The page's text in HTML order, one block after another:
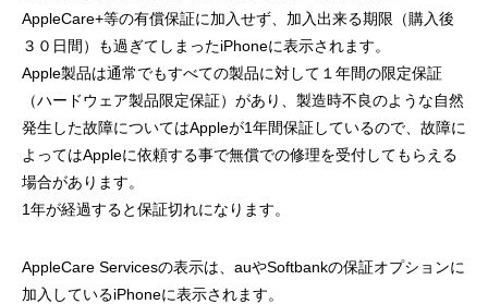
AppleCare+等の有償保証に加入せず、加入出来る期限（購入後
３０日間）も過ぎてしまったiPhoneに表示されます。
Apple製品は通常でもすべての製品に対して１年間の限定保証
（ハードウェア製品限定保証）があり、製造時不良のような自然
発生した故障についてはAppleが1年間保証しているので、故障に
よってはAppleに依頼する事で無償での修理を受付してもらえる
場合があります。
1年が経過すると保証切れになります。
AppleCare Servicesの表示は、auやSoftbankの保証オプションに
加入しているiPhoneに表示されます。